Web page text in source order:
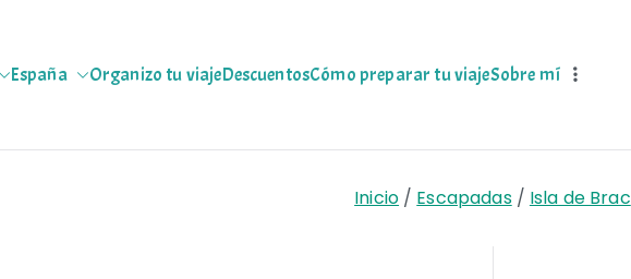
pa que te copies
España Organizo tu viajeDescuentosCómo preparar tu viajeSobre mí
Inicio Escapadas Isla de Brac